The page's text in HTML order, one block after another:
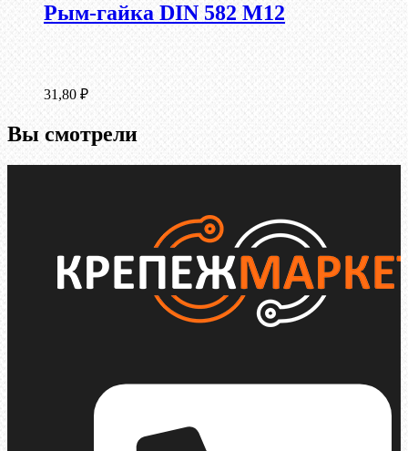
Рым-гайка DIN 582 М12
31,80 ₽
Вы смотрели